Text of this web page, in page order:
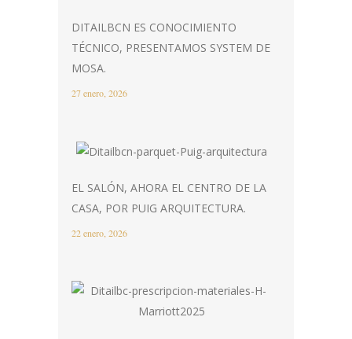
DITAILBCN ES CONOCIMIENTO
TÉCNICO, PRESENTAMOS SYSTEM DE
MOSA.
27 enero, 2026
EL SALÓN, AHORA EL CENTRO DE LA
CASA, POR PUIG ARQUITECTURA.
22 enero, 2026